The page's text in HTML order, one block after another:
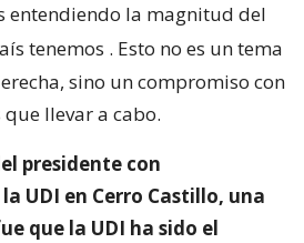
entendiendo la magnitud del
tenemos . Esto no es un tema
sino un compromiso con
llevar a cabo.
presidente con
UDI en Cerro Castillo, una
que la UDI ha sido el